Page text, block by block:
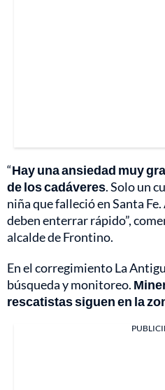
“Hay una ansiedad muy
de los cadáveres. Solo un
niña que falleció en Santa
deben enterrar rápido”,
alcalde de Frontino.
En el corregimiento La
búsqueda y monitoreo.
rescatistas siguen en la